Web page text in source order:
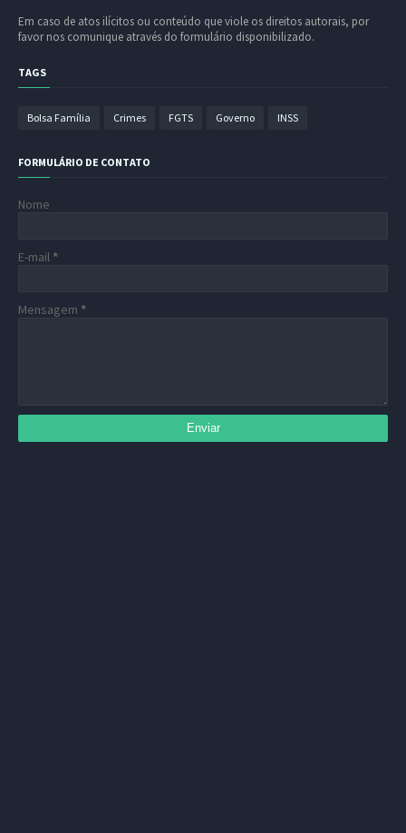
Em caso de atos ilícitos ou conteúdo que viole os direitos autorais, por
favor nos comunique através do formulário disponibilizado.
TAGS
Bolsa Família Crimes FGTS Governo INSS
FORMULÁRIO DE CONTATO
Nome
E-mail *
Mensagem *